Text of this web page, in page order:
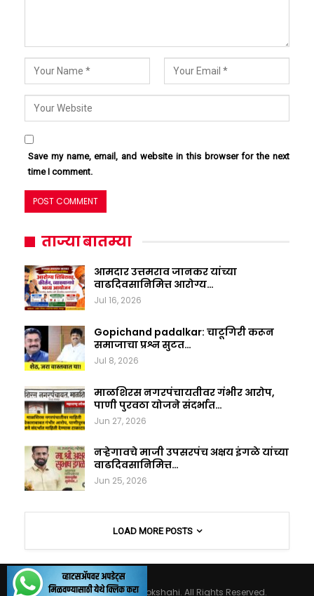
Save my name, email, and website in this browser for the next
time I comment.
ताज्या बातम्या
आमदार उत्तमराव जानकर यांच्या
वाढदिवसानिमित्त आरोग्य…
Jul 16, 2026
Gopichand padalkar: चाटूगिरी करून
समाजाचा प्रश्न सुटत…
Jul 8, 2026
माळशिरस नगरपंचायतीवर गंभीर आरोप,
पाणी पुरवठा योजने संदर्भात…
Jun 27, 2026
नऱ्हेगावचे माजी उपसरपंच अक्षय इंगळे यांच्या
वाढदिवसानिमित्त…
Jun 25, 2026
LOAD MORE POSTS
© 2026 - Maharashtralokshahi. All Rights Reserved.